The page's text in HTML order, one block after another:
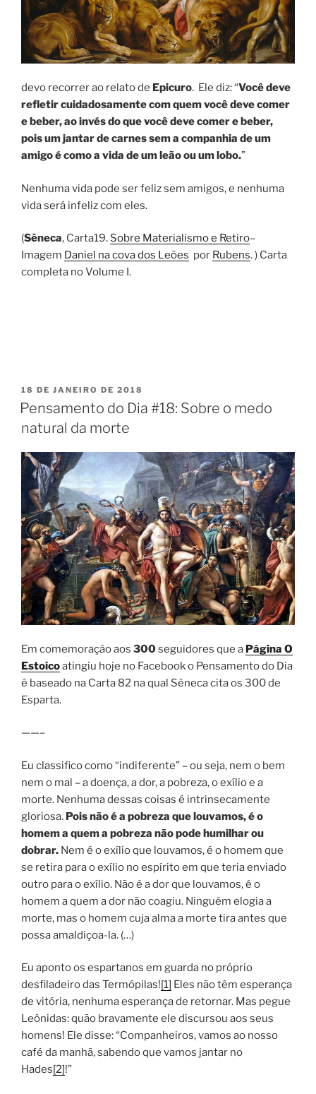
devo recorrer ao relato de Epicuro. Ele diz: “Você deve
refletir cuidadosamente com quem você deve comer
e beber, ao invés do que você deve comer e beber,
pois um jantar de carnes sem a companhia de um
amigo é como a vida de um leão ou um lobo.”
Nenhuma vida pode ser feliz sem amigos, e nenhuma
vida será infeliz com eles.
(Sêneca, Carta19. Sobre Materialismo e Retiro–
Imagem Daniel na cova dos Leões por Rubens. ) Carta
completa no Volume I.
PUBLICADO
EM
18 DE JANEIRO DE 2018
Pensamento do Dia #18: Sobre o medo
natural da morte
Em comemoração aos 300seguidores que a Página O
Estoicoatingiu hoje no Facebook o Pensamento do Dia
é baseado na Carta 82 na qual Sêneca cita os 300 de
Esparta.
——–
Eu classifico como “indiferente” – ou seja, nem o bem
nem o mal – a doença, a dor, a pobreza, o exílio e a
morte. Nenhuma dessas coisas é intrinsecamente
gloriosa. Pois não é a pobreza que louvamos, é o
homem a quem a pobreza não pode humilhar ou
dobrar. Nem é o exílio que louvamos, é o homem que
se retira para o exílio no espírito em que teria enviado
outro para o exílio. Não é a dor que louvamos, é o
homem a quem a dor não coagiu. Ninguém elogia a
morte, mas o homem cuja alma a morte tira antes que
possa amaldiçoa-la. (…)
Eu aponto os espartanos em guarda no próprio
desfiladeiro das Termópilas![1] Eles não têm esperança
de vitória, nenhuma esperança de retornar. Mas pegue
Leônidas: quão bravamente ele discursou aos seus
homens! Ele disse: “Companheiros, vamos ao nosso
café da manhã, sabendo que vamos jantar no
Hades[2]!”